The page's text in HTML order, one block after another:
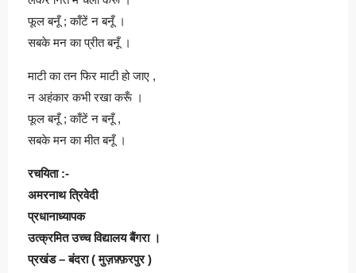
फूल बनूँ ; काँटें न बनूँ ।
सबके मन का प्रीत बनूँ ।
माटी का तन फिर माटी हो जाए ,
न अहंकार कभी रखा करूँ ।
फूल बनूँ ; काँटें न बनूँ ,
सबके मन का मीत बनूँ ।
रचयिता :-
अमरनाथ त्रिवेदी
प्रधानाध्यापक
उत्क्रमित उच्च विद्यालय बैंगरा ।
प्रखंड – बंदरा ( मुज़फ़्फ़रपुर )